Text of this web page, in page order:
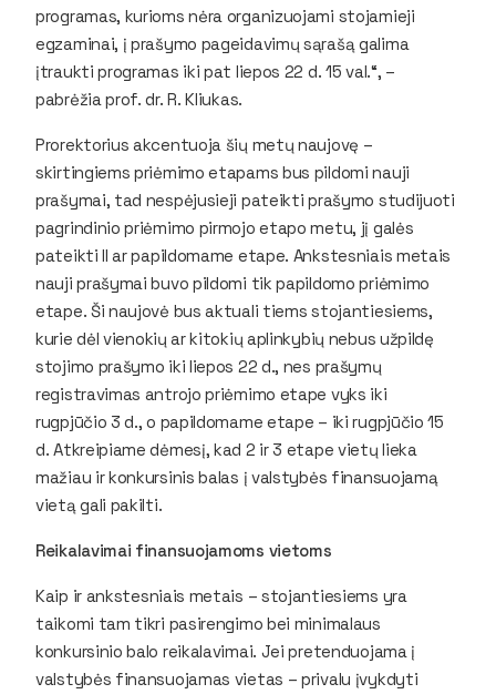
programas, kurioms nėra organizuojami stojamieji
egzaminai, į prašymo pageidavimų sąrašą galima
įtraukti programas iki pat liepos 22 d. 15 val.“, –
pabrėžia prof. dr. R. Kliukas.
Prorektorius akcentuoja šių metų naujovę –
skirtingiems priėmimo etapams bus pildomi nauji
prašymai, tad nespėjusieji pateikti prašymo studijuoti
pagrindinio priėmimo pirmojo etapo metu, jį galės
pateikti II ar papildomame etape. Ankstesniais metais
nauji prašymai buvo pildomi tik papildomo priėmimo
etape. Ši naujovė bus aktuali tiems stojantiesiems,
kurie dėl vienokių ar kitokių aplinkybių nebus užpildę
stojimo prašymo iki liepos 22 d., nes prašymų
registravimas antrojo priėmimo etape vyks iki
rugpjūčio 3 d., o papildomame etape – iki rugpjūčio 15
d. Atkreipiame dėmesį, kad 2 ir 3 etape vietų lieka
mažiau ir konkursinis balas į valstybės finansuojamą
vietą gali pakilti.
Reikalavimai finansuojamoms vietoms
Kaip ir ankstesniais metais – stojantiesiems yra
taikomi tam tikri pasirengimo bei minimalaus
konkursinio balo reikalavimai. Jei pretenduojama į
valstybės finansuojamas vietas – privalu įvykdyti